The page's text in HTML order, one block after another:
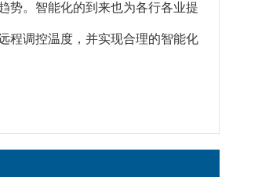
势。智能化的到来也为各行各业提
程调控温度，并实现合理的智能化